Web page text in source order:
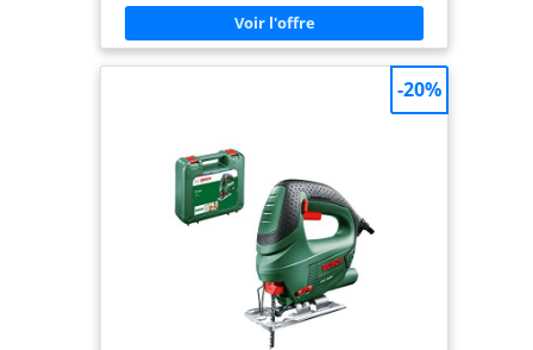
mouvement pendulaire à 4 positions, soufflerie,
présélection de vitesse. AMPShare : Les batteries
et chargeurs sont entièrement compatibles avec le
Professional 18V System Bosch et avec de
marques AMPShare. Livré avec : GST 18V-125 S, 1
lame de scie sauteuse T 144 D, set d’aspiration,
-20%